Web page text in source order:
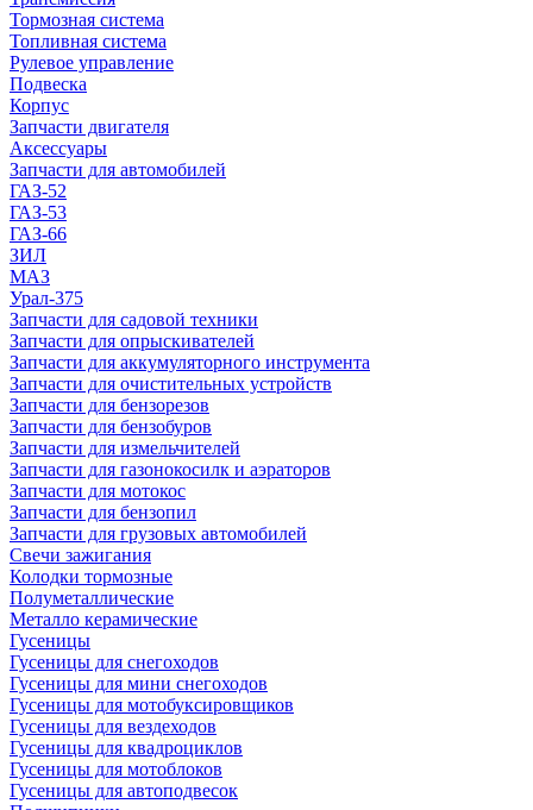
Тормозная система
Топливная система
Рулевое управление
Подвеска
Корпус
Запчасти двигателя
Аксессуары
Запчасти для автомобилей
ГАЗ-52
ГАЗ-53
ГАЗ-66
ЗИЛ
МАЗ
Урал-375
Запчасти для садовой техники
Запчасти для опрыскивателей
Запчасти для аккумуляторного инструмента
Запчасти для очистительных устройств
Запчасти для бензорезов
Запчасти для бензобуров
Запчасти для измельчителей
Запчасти для газонокосилк и аэраторов
Запчасти для мотокос
Запчасти для бензопил
Запчасти для грузовых автомобилей
Свечи зажигания
Колодки тормозные
Полуметаллические
Металло керамические
Гусеницы
Гусеницы для снегоходов
Гусеницы для мини снегоходов
Гусеницы для мотобуксировщиков
Гусеницы для вездеходов
Гусеницы для квадроциклов
Гусеницы для мотоблоков
Гусеницы для автоподвесок